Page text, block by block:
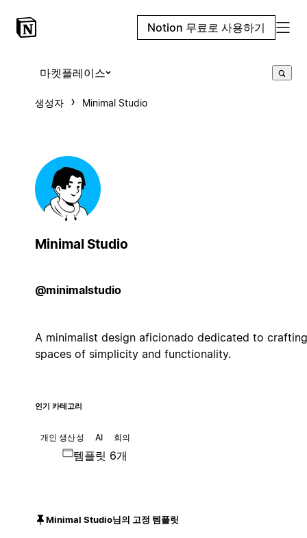
Notion 무료로 사용하기
마켓플레이스
생성자 Minimal Studio
Minimal Studio
@minimalstudio
A minimalist design aficionado dedicated to crafting
spaces of simplicity and functionality.
인기 카테고리
개인 생산성 AI 회의
템플릿 6개
Minimal Studio님의 고정 템플릿